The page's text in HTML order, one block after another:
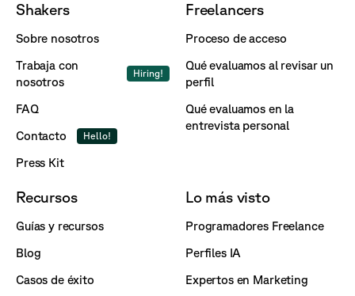
Shakers
Sobre nosotros
Trabaja con
nosotros
Hiring!
FAQ
Contacto
Hello!
Press Kit
Freelancers
Proceso de acceso
Qué evaluamos al revisar un
perfil
Qué evaluamos en la
entrevista personal
Recursos
Guías y recursos
Blog
Casos de éxito
Lo más visto
Programadores Freelance
Perfiles IA
Expertos en Marketing